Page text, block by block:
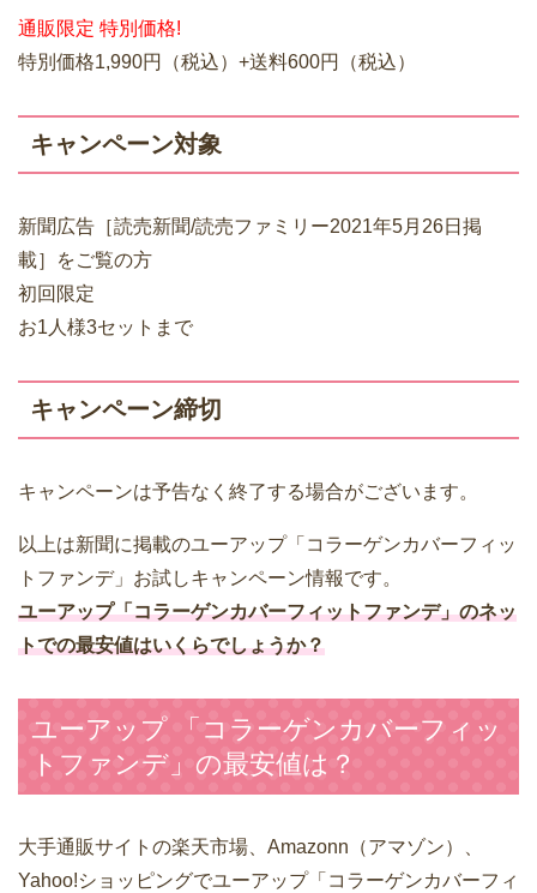
通販限定 特別価格!
特別価格1,990円（税込）+送料600円（税込）
キャンペーン対象
新聞広告［読売新聞/読売ファミリー2021年5月26日掲
載］をご覧の方
初回限定
お1人様3セットまで
キャンペーン締切
キャンペーンは予告なく終了する場合がございます。
以上は新聞に掲載のユーアップ「コラーゲンカバーフィッ
トファンデ」お試しキャンペーン情報です。
ユーアップ「コラーゲンカバーフィットファンデ」のネッ
トでの最安値はいくらでしょうか？
ユーアップ 「コラーゲンカバーフィッ
トファンデ」の最安値は？
大手通販サイトの楽天市場、Amazonn（アマゾン）、
Yahoo!ショッピングでユーアップ「コラーゲンカバーフィ